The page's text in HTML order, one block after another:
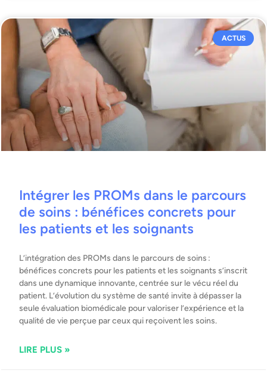
ACTUS
Intégrer les PROMs dans le parcours
de soins : bénéfices concrets pour
les patients et les soignants
L’intégration des PROMs dans le parcours de soins :
bénéfices concrets pour les patients et les soignants s’inscrit
dans une dynamique innovante, centrée sur le vécu réel du
patient. L’évolution du système de santé invite à dépasser la
seule évaluation biomédicale pour valoriser l’expérience et la
qualité de vie perçue par ceux qui reçoivent les soins.
LIRE PLUS »